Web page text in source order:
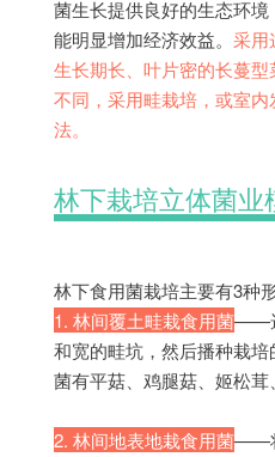
菌生长提供良好的生态环
能明显增加经济效益。 采用
生长期长、叶片密的长蔓
不同，采用畦栽培，或室
法。
林下栽培立体菌业
林下食用菌栽培主要有3种
1. 林间覆土畦栽食用菌——
和宽的畦坑，然后播种栽
菌有平菇、鸡腿菇、姬松茸
2. 林间地表地栽食用菌——